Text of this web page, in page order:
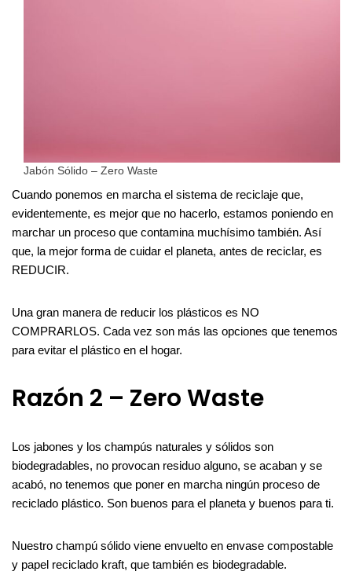
Jabón Sólido – Zero Waste
Cuando ponemos en marcha el sistema de reciclaje que,
evidentemente, es mejor que no hacerlo, estamos poniendo en
marchar un proceso que contamina muchísimo también. Así
que, la mejor forma de cuidar el planeta, antes de reciclar, es
REDUCIR.
Una gran manera de reducir los plásticos es NO
COMPRARLOS. Cada vez son más las opciones que tenemos
para evitar el plástico en el hogar.
Razón 2 – Zero Waste
Los jabones y los champús naturales y sólidos son
biodegradables, no provocan residuo alguno, se acaban y se
acabó, no tenemos que poner en marcha ningún proceso de
reciclado plástico. Son buenos para el planeta y buenos para ti.
Nuestro champú sólido viene envuelto en envase compostable
y papel reciclado kraft, que también es biodegradable.